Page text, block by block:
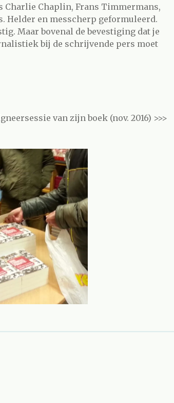
Charlie Chaplin, Frans Timmermans,
Helder en messcherp geformuleerd.
Maar bovenal de bevestiging dat je
bij de schrijvende pers moet
van zijn boek (nov. 2016) >>>